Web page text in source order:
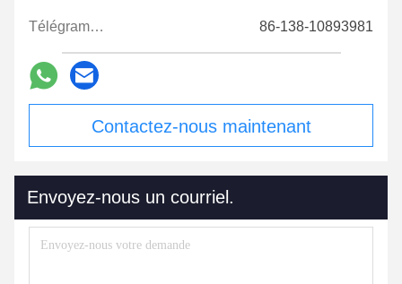
Télégramme: 86-138-10893981
Contactez-nous maintenant
Envoyez-nous un courriel.